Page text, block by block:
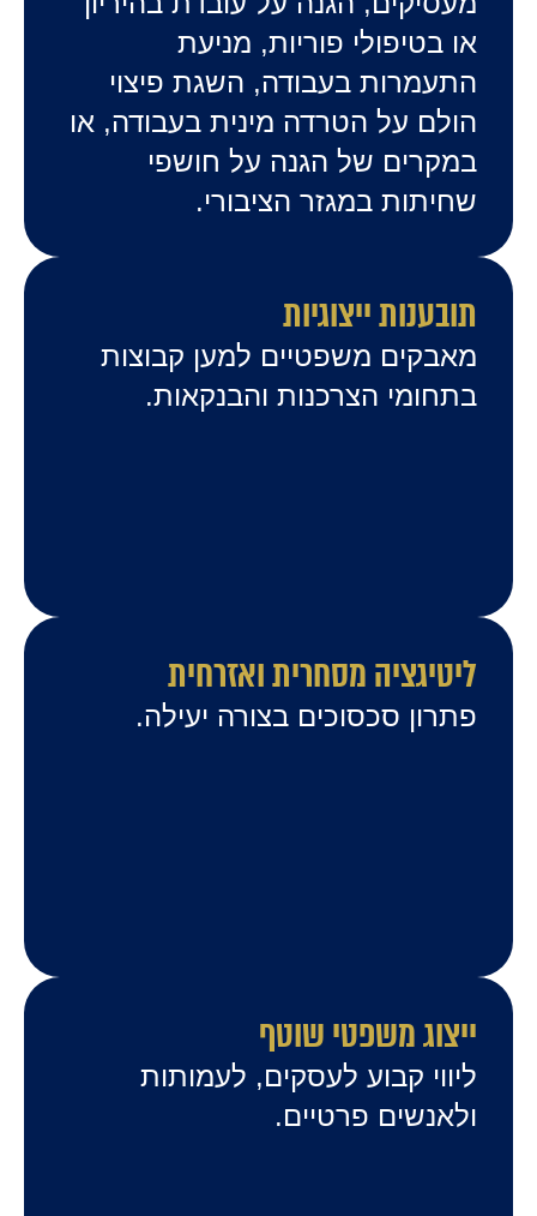
או בטיפולי פוריות, מניעת
התעמרות בעבודה, השגת פיצוי
הולם על הטרדה מינית בעבודה, או
במקרים של הגנה על חושפי
שחיתות במגזר הציבורי.
תובענות ייצוגיות
מאבקים משפטיים למען קבוצות
בתחומי הצרכנות והבנקאות.
ליטיגציה מסחרית ואזרחית
פתרון סכסוכים בצורה יעילה.
ייצוג משפטי שוטף
ליווי קבוע לעסקים, לעמותות
ולאנשים פרטיים.